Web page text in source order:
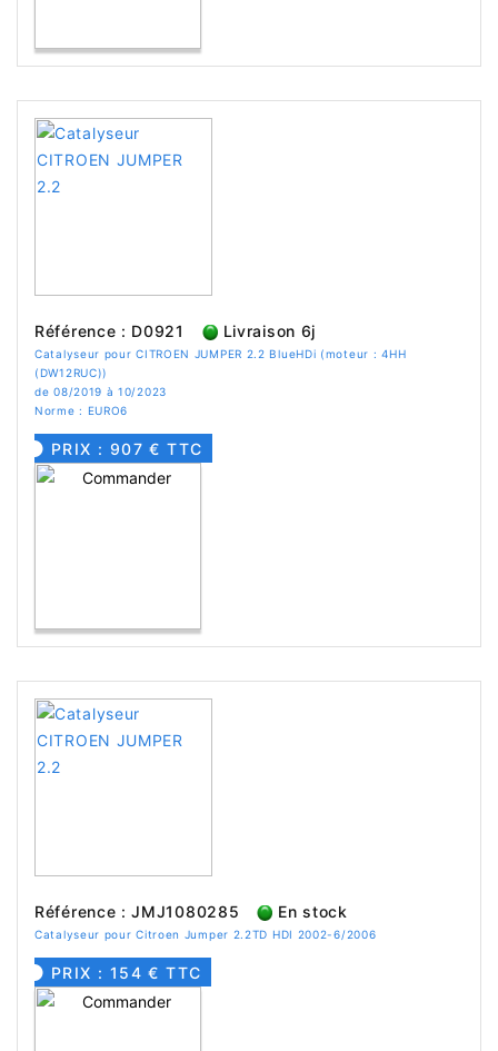
Référence : D0921 Livraison 6j
Catalyseur pour CITROEN JUMPER 2.2 BlueHDi (moteur : 4HH
(DW12RUC))
de 08/2019 à 10/2023
Norme : EURO6
PRIX : 907 € TTC
Référence : JMJ1080285 En stock
Catalyseur pour Citroen Jumper 2.2TD HDI 2002-6/2006
PRIX : 154 € TTC